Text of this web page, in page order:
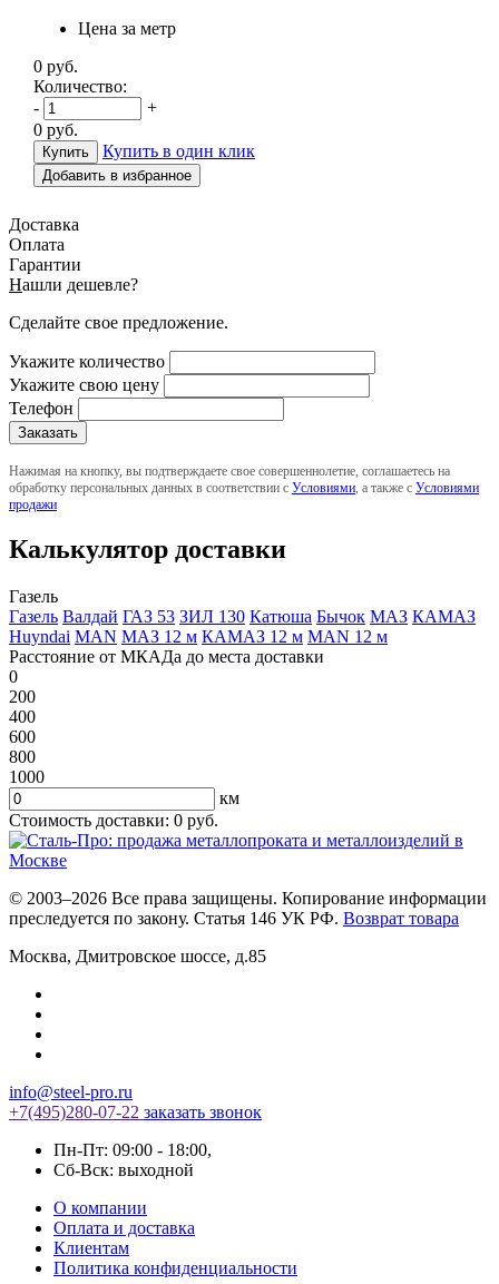
Цена за метр
0 руб.
Количество:
-
+
0 руб.
Купить в один клик
Добавить в избранное
Доставка
Оплата
Гарантии
Нашли дешевле?
Сделайте свое предложение.
Укажите количество
Укажите свою цену
Телефон
Нажимая на кнопку, вы подтверждаете свое совершеннолетие, соглашаетесь на
обработку персональных данных в соответствии с Условиями , а также с Условиями
продажи
Калькулятор доставки
Газель
Газель Валдай ГАЗ 53 ЗИЛ 130 Катюша Бычок МАЗ КАМАЗ
Huyndai MAN МАЗ 12 м КАМАЗ 12 м MAN 12 м
Расстояние от МКАДа до места доставки
0
200
400
600
800
1000
км
Стоимость доставки: 0 руб.
© 2003–2026 Все права защищены. Копирование информации
преследуется по закону. Статья 146 УК РФ. Возврат товара
Москва, Дмитровское шоссе, д.85
info@steel-pro.ru
+7(495)280-07-22 заказать звонок
Пн-Пт: 09:00 - 18:00,
Cб-Вск: выходной
О компании
Оплата и доставка
Клиентам
Политика конфиденциальности